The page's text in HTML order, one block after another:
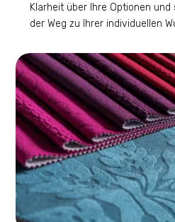
Klarheit über Ihre Optionen
der Weg zu Ihrer individuellen